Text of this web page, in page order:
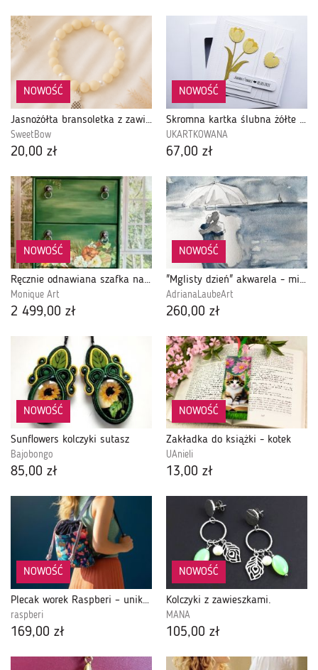
NOWOŚĆ
Jasnożółta bransoletka z zawieszką ananasa
SweetBow
20,00 zł
NOWOŚĆ
Skromna kartka ślubna żółte tulipany handmade
UKARTKOWANA
67,00 zł
NOWOŚĆ
Ręcznie odnawiana szafka na buty z motywem kwiatowym, mebel z duszą
Monique Art
2 499,00 zł
NOWOŚĆ
"Mglisty dzień" akwarela - miłość, zakochani, nad morzem
AdrianaLaubeArt
260,00 zł
NOWOŚĆ
Sunflowers kolczyki sutasz
Bajobongo
85,00 zł
NOWOŚĆ
Zakładka do książki - kotek
UAnieli
13,00 zł
NOWOŚĆ
Plecak worek Raspberi – unikatowy plecak z weluru w kwiatowy wzór | Handmade z Łodzi
raspberi
169,00 zł
NOWOŚĆ
Kolczyki z zawieszkami.
MANA
105,00 zł